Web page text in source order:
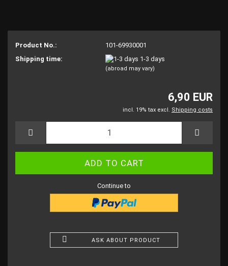
Product No.:
101-69930001
Shipping time:
1-3 days
(abroad may vary)
6,90 EUR
incl. 19% tax excl. Shipping costs
Continue to
ASK ABOUT PRODUCT